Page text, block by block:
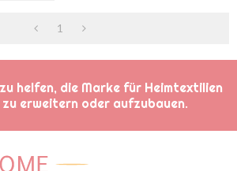
1
helfen, die Marke für Heimtextilien
erweitern oder aufzubauen.